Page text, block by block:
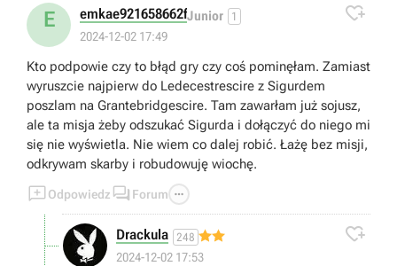
E emkae921658662fJunior 1
2024-12-02 17:49

Kto podpowie czy to błąd gry czy coś pominęłam. Zamiast
wyruszcie najpierw do Ledecestrescire z Sigurdem
poszlam na Grantebridgescire. Tam zawarłam już sojusz,
ale ta misja żeby odszukać Sigurda i dołączyć do niego mi
się nie wyświetla. Nie wiem co dalej robić. Łażę bez misji,
odkrywam skarby i robudowuję wiochę.
Odpowiedz  Forum 
Drackula 248
2024-12-02 17:53
